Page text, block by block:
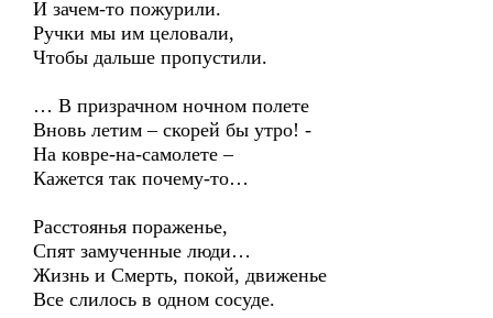
И зачем-то пожурили.
Ручки мы им целовали,
Чтобы дальше пропустили.
… В призрачном ночном полете
Вновь летим – скорей бы утро! -
На ковре-на-самолете –
Кажется так почему-то…
Расстоянья пораженье,
Спят замученные люди…
Жизнь и Смерть, покой, движенье
Все слилось в одном сосуде.